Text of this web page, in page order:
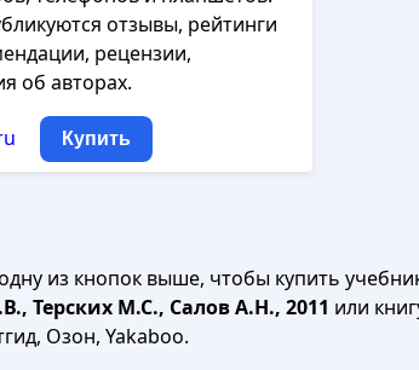
отзывы, рейтинги
рецензии,
об авторах.
Купить
из кнопок выше, чтобы купить
Терских М.С., Салов А.Н., 2011 или
Озон, Yakaboo.